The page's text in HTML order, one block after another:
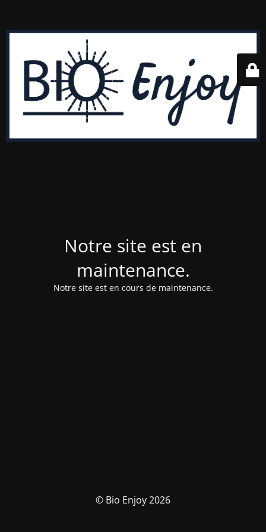
Notre site est en
maintenance.
Notre site est en cours de maintenance.
© Bio Enjoy 2026